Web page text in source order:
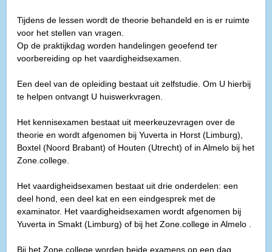
Tijdens de lessen wordt de theorie behandeld en is er ruimte
voor het stellen van vragen.
Op de praktijkdag worden handelingen geoefend ter
voorbereiding op het vaardigheidsexamen.
Een deel van de opleiding bestaat uit zelfstudie. Om U hierbij
te helpen ontvangt U huiswerkvragen.
Het kennisexamen bestaat uit meerkeuzevragen over de
theorie en wordt afgenomen bij Yuverta in Horst (Limburg),
Boxtel (Noord Brabant) of Houten (Utrecht) of in Almelo bij het
Zone.college.
Het vaardigheidsexamen bestaat uit drie onderdelen: een
deel hond, een deel kat en een eindgesprek met de
examinator. Het vaardigheidsexamen wordt afgenomen bij
Yuverta in Smakt (Limburg) of bij het Zone.college in Almelo .
Bij het Zone.college worden beide examens op een dag